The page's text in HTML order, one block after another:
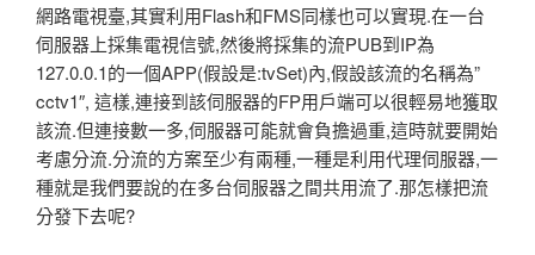
網路電視臺,其實利用Flash和FMS同樣也可以實現.在一台
伺服器上採集電視信號,然後將採集的流PUB到IP為
127.0.0.1的一個APP(假設是:tvSet)內,假設該流的名稱為”
cctv1″, 這樣,連接到該伺服器的FP用戶端可以很輕易地獲取
該流.但連接數一多,伺服器可能就會負擔過重,這時就要開始
考慮分流.分流的方案至少有兩種,一種是利用代理伺服器,一
種就是我們要說的在多台伺服器之間共用流了.那怎樣把流
分發下去呢?